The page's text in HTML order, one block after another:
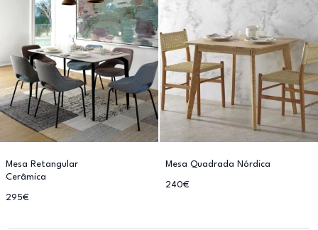
Mesa Retangular
Cerâmica
295€
Mesa Quadrada Nórdica
240€